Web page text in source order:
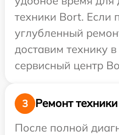
техники Bort. Если
углубленный
доставим технику
сервисный центр
3
Ремонт техники
После полной